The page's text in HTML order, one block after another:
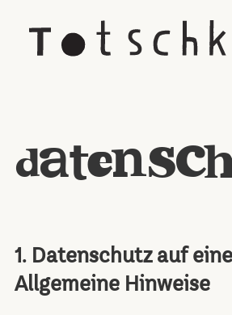
1. Datenschutz auf
Allgemeine Hinweise